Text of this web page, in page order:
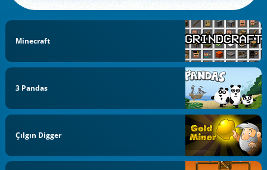
Minecraft
3 Pandas
Çılgın Digger